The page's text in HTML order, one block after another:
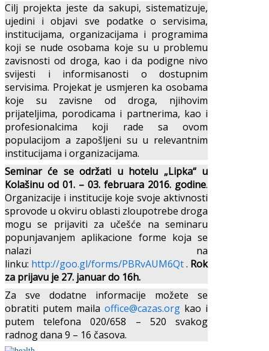
Cilj projekta jeste da sakupi, sistematizuje,
ujedini i objavi sve podatke o servisima,
institucijama, organizacijama i programima
koji se nude osobama koje su u problemu
zavisnosti od droga, kao i da podigne nivo
svijesti i informisanosti o dostupnim
servisima. Projekat je usmjeren ka osobama
koje su zavisne od droga, njihovim
prijateljima, porodicama i partnerima, kao i
profesionalcima koji rade sa ovom
populacijom a zapošljeni su u relevantnim
institucijama i organizacijama.
Seminar će se održati u hotelu „Lipka“ u
Kolašinu od 01. – 03. februara 2016. godine.
Organizacije i institucije koje svoje aktivnosti
sprovode u okviru oblasti zloupotrebe droga
mogu se prijaviti za učešće na seminaru
popunjavanjem aplikacione forme koja se
nalazi na
linku: http://goo.gl/forms/PBRvAUM6Qt. Rok
za prijavu je 27. januar do 16h.
Za sve dodatne informacije možete se
obratiti putem maila office@cazas.org kao i
putem telefona 020/658 – 520 svakog
radnog dana 9 – 16 časova.